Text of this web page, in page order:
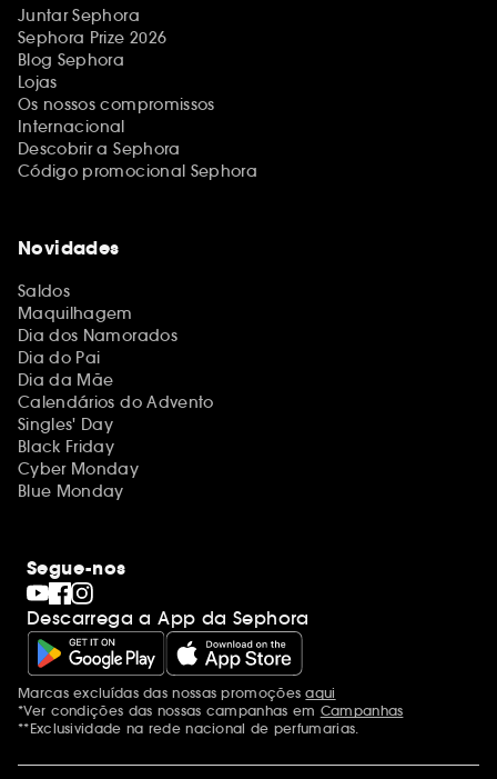
Juntar Sephora
Sephora Prize 2026
Blog Sephora
Lojas
Os nossos compromissos
Internacional
Descobrir a Sephora
Código promocional Sephora
Novidades
Saldos
Maquilhagem
Dia dos Namorados
Dia do Pai
Dia da Mãe
Calendários do Advento
Singles' Day
Black Friday
Cyber Monday
Blue Monday
Segue-nos
Descarrega a App da Sephora
Menções adicionais
Marcas excluídas das nossas promoçõesaqui
*Ver condições das nossas campanhas em Campanhas
**Exclusividade na rede nacional de perfumarias.